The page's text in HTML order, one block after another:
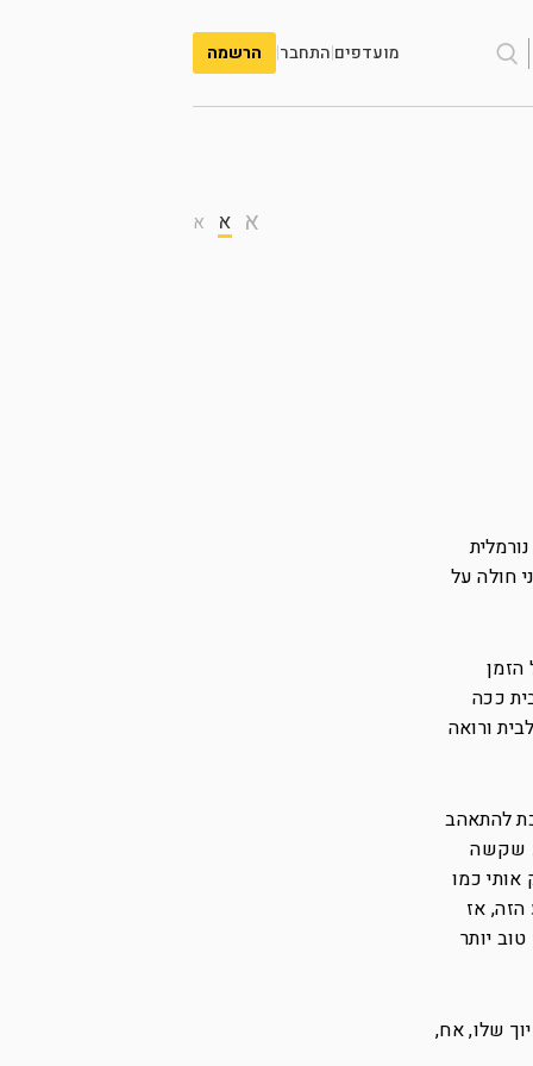
מועדפים|התחבר| הרשמה
א א א
חולה על
ככה
ורואה
להתאהב
יודע שקשה
כמו
אז
יותר
שלו, אח,